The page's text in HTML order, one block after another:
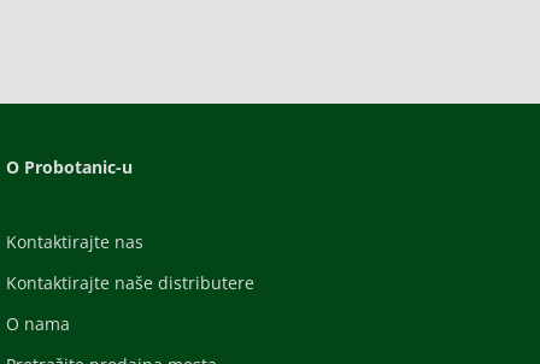
O Probotanic-u
Kontaktirajte nas
Kontaktirajte naše distributere
O nama